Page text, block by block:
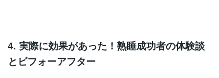
4. 実際に効果があった！熟睡成功者の体験談
とビフォーアフター